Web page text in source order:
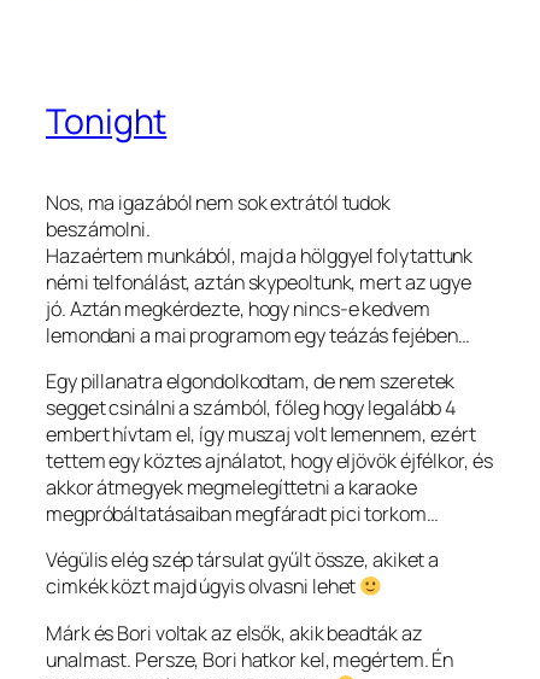
Tonight
Nos, ma igazából nem sok extrától tudok
beszámolni.
Hazaértem munkából, majd a hölggyel folytattunk
némi telfonálást, aztán skypeoltunk, mert az ugye
jó. Aztán megkérdezte, hogy nincs-e kedvem
lemondani a mai programom egy teázás fejében…
Egy pillanatra elgondolkodtam, de nem szeretek
segget csinálni a számból, főleg hogy legalább 4
embert hívtam el, így muszaj volt lemennem, ezért
tettem egy köztes ajnálatot, hogy eljövök éjfélkor, és
akkor átmegyek megmelegíttetni a karaoke
megpróbáltatásaiban megfáradt pici torkom…
Végülis elég szép társulat gyűlt össze, akiket a
cimkék közt majd úgyis olvasni lehet
Márk és Bori voltak az elsők, akik beadták az
unalmast. Persze, Bori hatkor kel, megértem. Én